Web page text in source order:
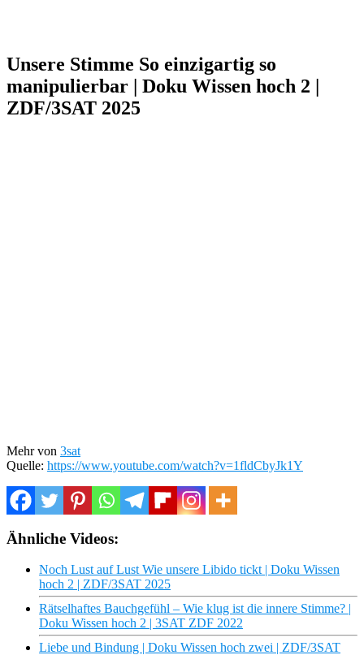
Unsere Stimme So einzigartig so
manipulierbar | Doku Wissen hoch 2 |
ZDF/3SAT 2025
Mehr von 3sat
Quelle: https://www.youtube.com/watch?v=1fldCbyJk1Y
Ähnliche Videos:
Noch Lust auf Lust Wie unsere Libido tickt | Doku Wissen
hoch 2 | ZDF/3SAT 2025
Rätselhaftes Bauchgefühl – Wie klug ist die innere Stimme? |
Doku Wissen hoch 2 | 3SAT ZDF 2022
Liebe und Bindung | Doku Wissen hoch zwei | ZDF/3SAT